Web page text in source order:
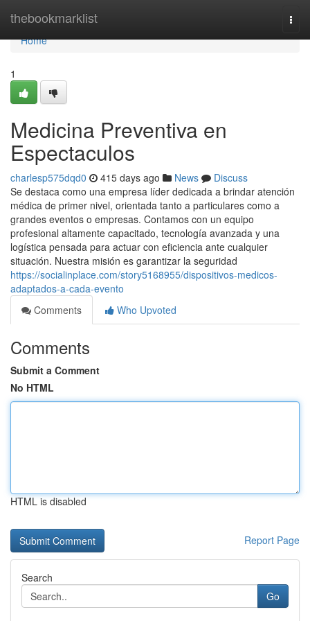
thebookmarklist
Home
Home
1
Medicina Preventiva en
Espectaculos
charlesp575dqd0 415 days ago News
Discuss
Se destaca como una empresa líder dedicada a brindar atención
médica de primer nivel, orientada tanto a particulares como a
grandes eventos o empresas. Contamos con un equipo
profesional altamente capacitado, tecnología avanzada y una
logística pensada para actuar con eficiencia ante cualquier
situación. Nuestra misión es garantizar la seguridad
https://socialinplace.com/story5168955/dispositivos-medicos-
adaptados-a-cada-evento
Comments
Who Upvoted
Comments
Submit a Comment
No HTML
HTML is disabled
Report Page
Search
Go